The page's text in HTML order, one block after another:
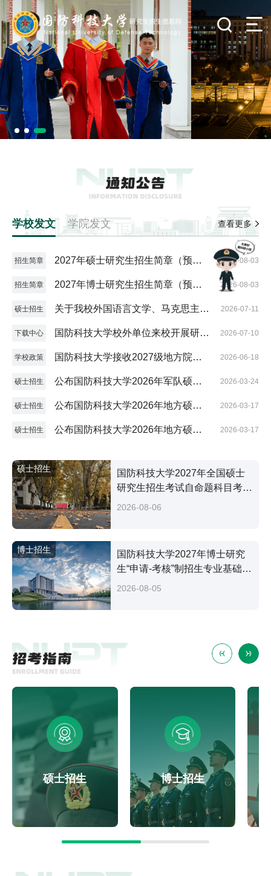
学校发文 学院发文 查看更多
招生简章
2027年硕士研究生招生简章（预发
2026-08-03
招生简章
2027年博士研究生招生简章（预发
版）
2026-08-03
硕士招生
关于我校外国语言文学、马克思主义
理论学科招收参军入伍研究生的通知
2026-07-11
下载中心
国防科技大学校外单位来校开展研究
生招生宣传活动申请表
2026-07-10
学校政策
国防科技大学接收2027级地方院校
推荐免试硕士研究生（含直博生、参
2026-06-18
硕士招生
公布国防科技大学2026年军队硕士
研究生复试分数控制线及招生复试工
2026-03-24
硕士招生
公布国防科技大学2026年地方硕士
研究生全国招考复试分数控制线
2026-03-17
硕士招生
公布国防科技大学2026年地方硕士
2026-03-17
硕士招生
国防科技大学2027年全国硕士
研究生招生考试自命题科目考试
大纲
2026-08-06
博士招生
国防科技大学2027年博士研究
生“申请-考核”制招生专业基础笔
试考试大纲
2026-08-05
硕士招生 博士招生